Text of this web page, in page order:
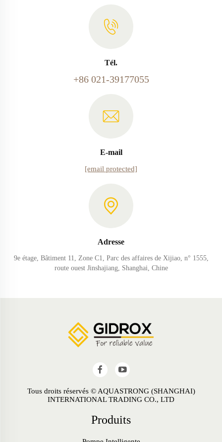
Tél.
+86 021-39177055
E-mail
[email protected]
Adresse
9e étage, Bâtiment 11, Zone C1, Parc des affaires de Xijiao, n° 1555,
route ouest Jinshajiang, Shanghai, Chine
Tous droits réservés © AQUASTRONG (SHANGHAI)
INTERNATIONAL TRADING CO., LTD
Produits